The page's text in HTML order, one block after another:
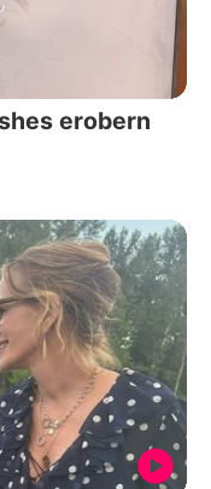
erobern